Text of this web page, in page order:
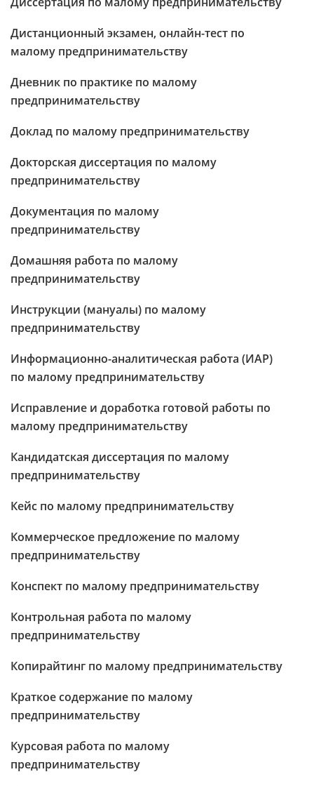
Дистанционный экзамен, онлайн-тест по
малому предпринимательству
Дневник по практике по малому
предпринимательству
Доклад по малому предпринимательству
Докторская диссертация по малому
предпринимательству
Документация по малому
предпринимательству
Домашняя работа по малому
предпринимательству
Инструкции (мануалы) по малому
предпринимательству
Информационно-аналитическая работа (ИАР)
по малому предпринимательству
Исправление и доработка готовой работы по
малому предпринимательству
Кандидатская диссертация по малому
предпринимательству
Кейс по малому предпринимательству
Коммерческое предложение по малому
предпринимательству
Конспект по малому предпринимательству
Контрольная работа по малому
предпринимательству
Копирайтинг по малому предпринимательству
Краткое содержание по малому
предпринимательству
Курсовая работа по малому
предпринимательству